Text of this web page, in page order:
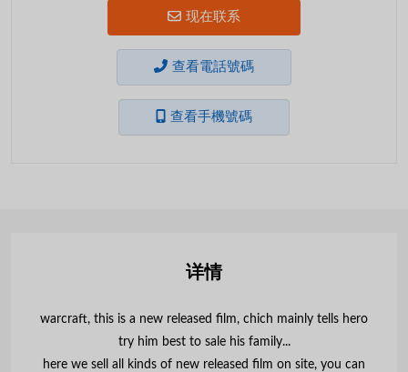
现在联系
查看電話號碼
查看手機號碼
详情
warcraft, this is a new released film, chich mainly tells hero
try him best to sale his family...
here we sell all kinds of new released film on site, you can